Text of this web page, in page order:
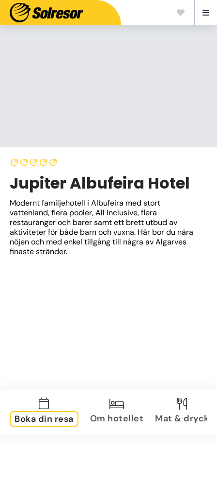
Jupiter Albufeira Hotel
Modernt familjehotell i Albufeira med stort
vattenland, flera pooler, All Inclusive, flera
restauranger och barer samt ett brett utbud av
aktiviteter för både barn och vuxna. Här bor du nära
nöjen och med enkel tillgång till några av Algarves
finaste stränder.
Boka din resa Om hotellet Mat & dryck